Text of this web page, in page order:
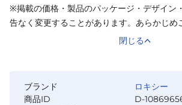
※掲載の価格・製品のパッケージ・デザイン
告なく変更することがあります。あらかじめ
閉じる
ブランド
ロキシー
商品ID
D-